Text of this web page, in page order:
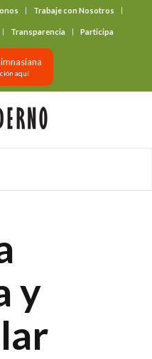
Trabaje con Nosotros
Transparencia Participa
aquí
y